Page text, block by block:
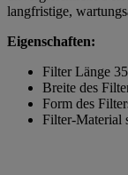
langfristige,
Eigenschaften:
Filter Länge
Breite des
Form des
Filter-Material